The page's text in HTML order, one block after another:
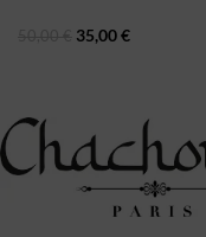
35,00€